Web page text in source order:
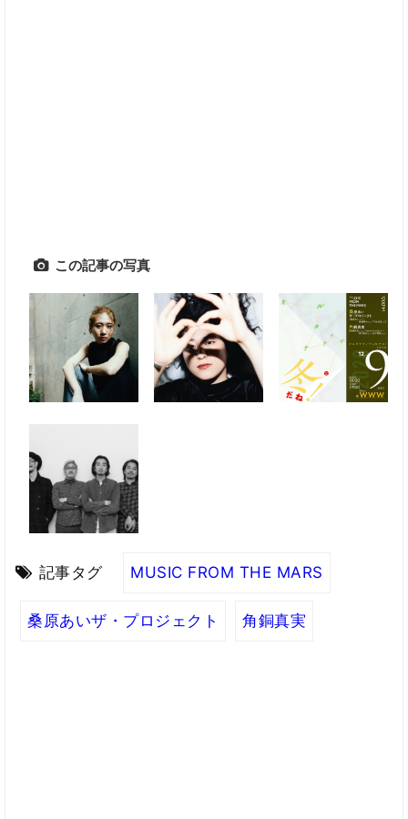
この記事の写真
記事タグ MUSIC FROM THE MARS
桑原あいザ・プロジェクト 角銅真実